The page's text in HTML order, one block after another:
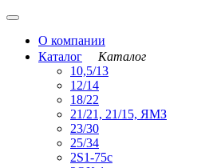
О компании
Каталог
Каталог
10,5/13
12/14
18/22
21/21, 21/15, ЯМЗ
23/30
25/34
2S1-75с